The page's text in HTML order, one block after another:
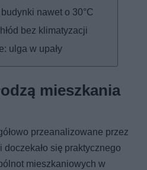
nawet o 30°C
bez klimatyzacji
ulga w upały
mieszkania
przeanalizowane przez
się praktycznego
mieszkaniowych w